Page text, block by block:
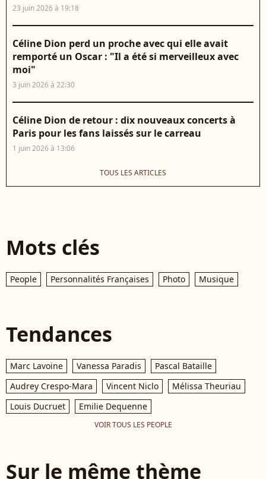
23 juin 2026 à 19:18
Céline Dion perd un proche avec qui elle avait
remporté un Oscar : "Il a été si merveilleux avec
moi"
3 juin 2026 à 22:30
Céline Dion de retour : dix nouveaux concerts à
Paris pour les fans laissés sur le carreau
1 juin 2026 à 13:06
TOUS LES ARTICLES
Mots clés
People Personnalités Françaises Photo Musique
Tendances
Marc Lavoine Vanessa Paradis
Pascal Bataille
Audrey Crespo-Mara
Vincent Niclo
Mélissa Theuriau
Louis Ducruet
Emilie Dequenne
VOIR TOUS LES PEOPLE
Sur le même thème